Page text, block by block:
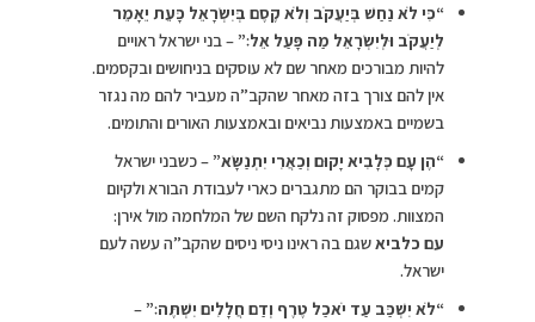
“כִּי לֹא נַחַשׁ בְּיַעֲקֹב וְלֹא קֶסֶם בְּיִשְׂרָאֵל כָּעֵת יֵאָמֵר
לְיַעֲקֹב וּלְיִשְׂרָאֵל מַה פָּעַל אֵל׃”– בני ישראל ראויים
להיות מבורכים מאחר שם לא עוסקים בניחושים ובקסמים.
אין להם צורך בזה מאחר שהקב”ה מעביר להם מה נגזר
בשמיים באמצעות נביאים ובאמצעות האורים והתומים.
“הֶן עָם כְּלָבִיא יָקוּם וְכַאֲרִי יִתְנַשָּׂא”– כשבני ישראל
קמים בבוקר הם מתגברים כארי לעבודת הבורא ולקיום
המצוות. מפסוק זה נלקח השם של המלחמה מול אירן:
עם כלביאשגם בה ראינו ניסי ניסים שהקב”ה עשה לעם
ישראל.
“לֹא יִשְׁכַּב עַד יֹאכַל טֶרֶף וְדַם חֲלָלִים יִשְׁתֶּה׃”–